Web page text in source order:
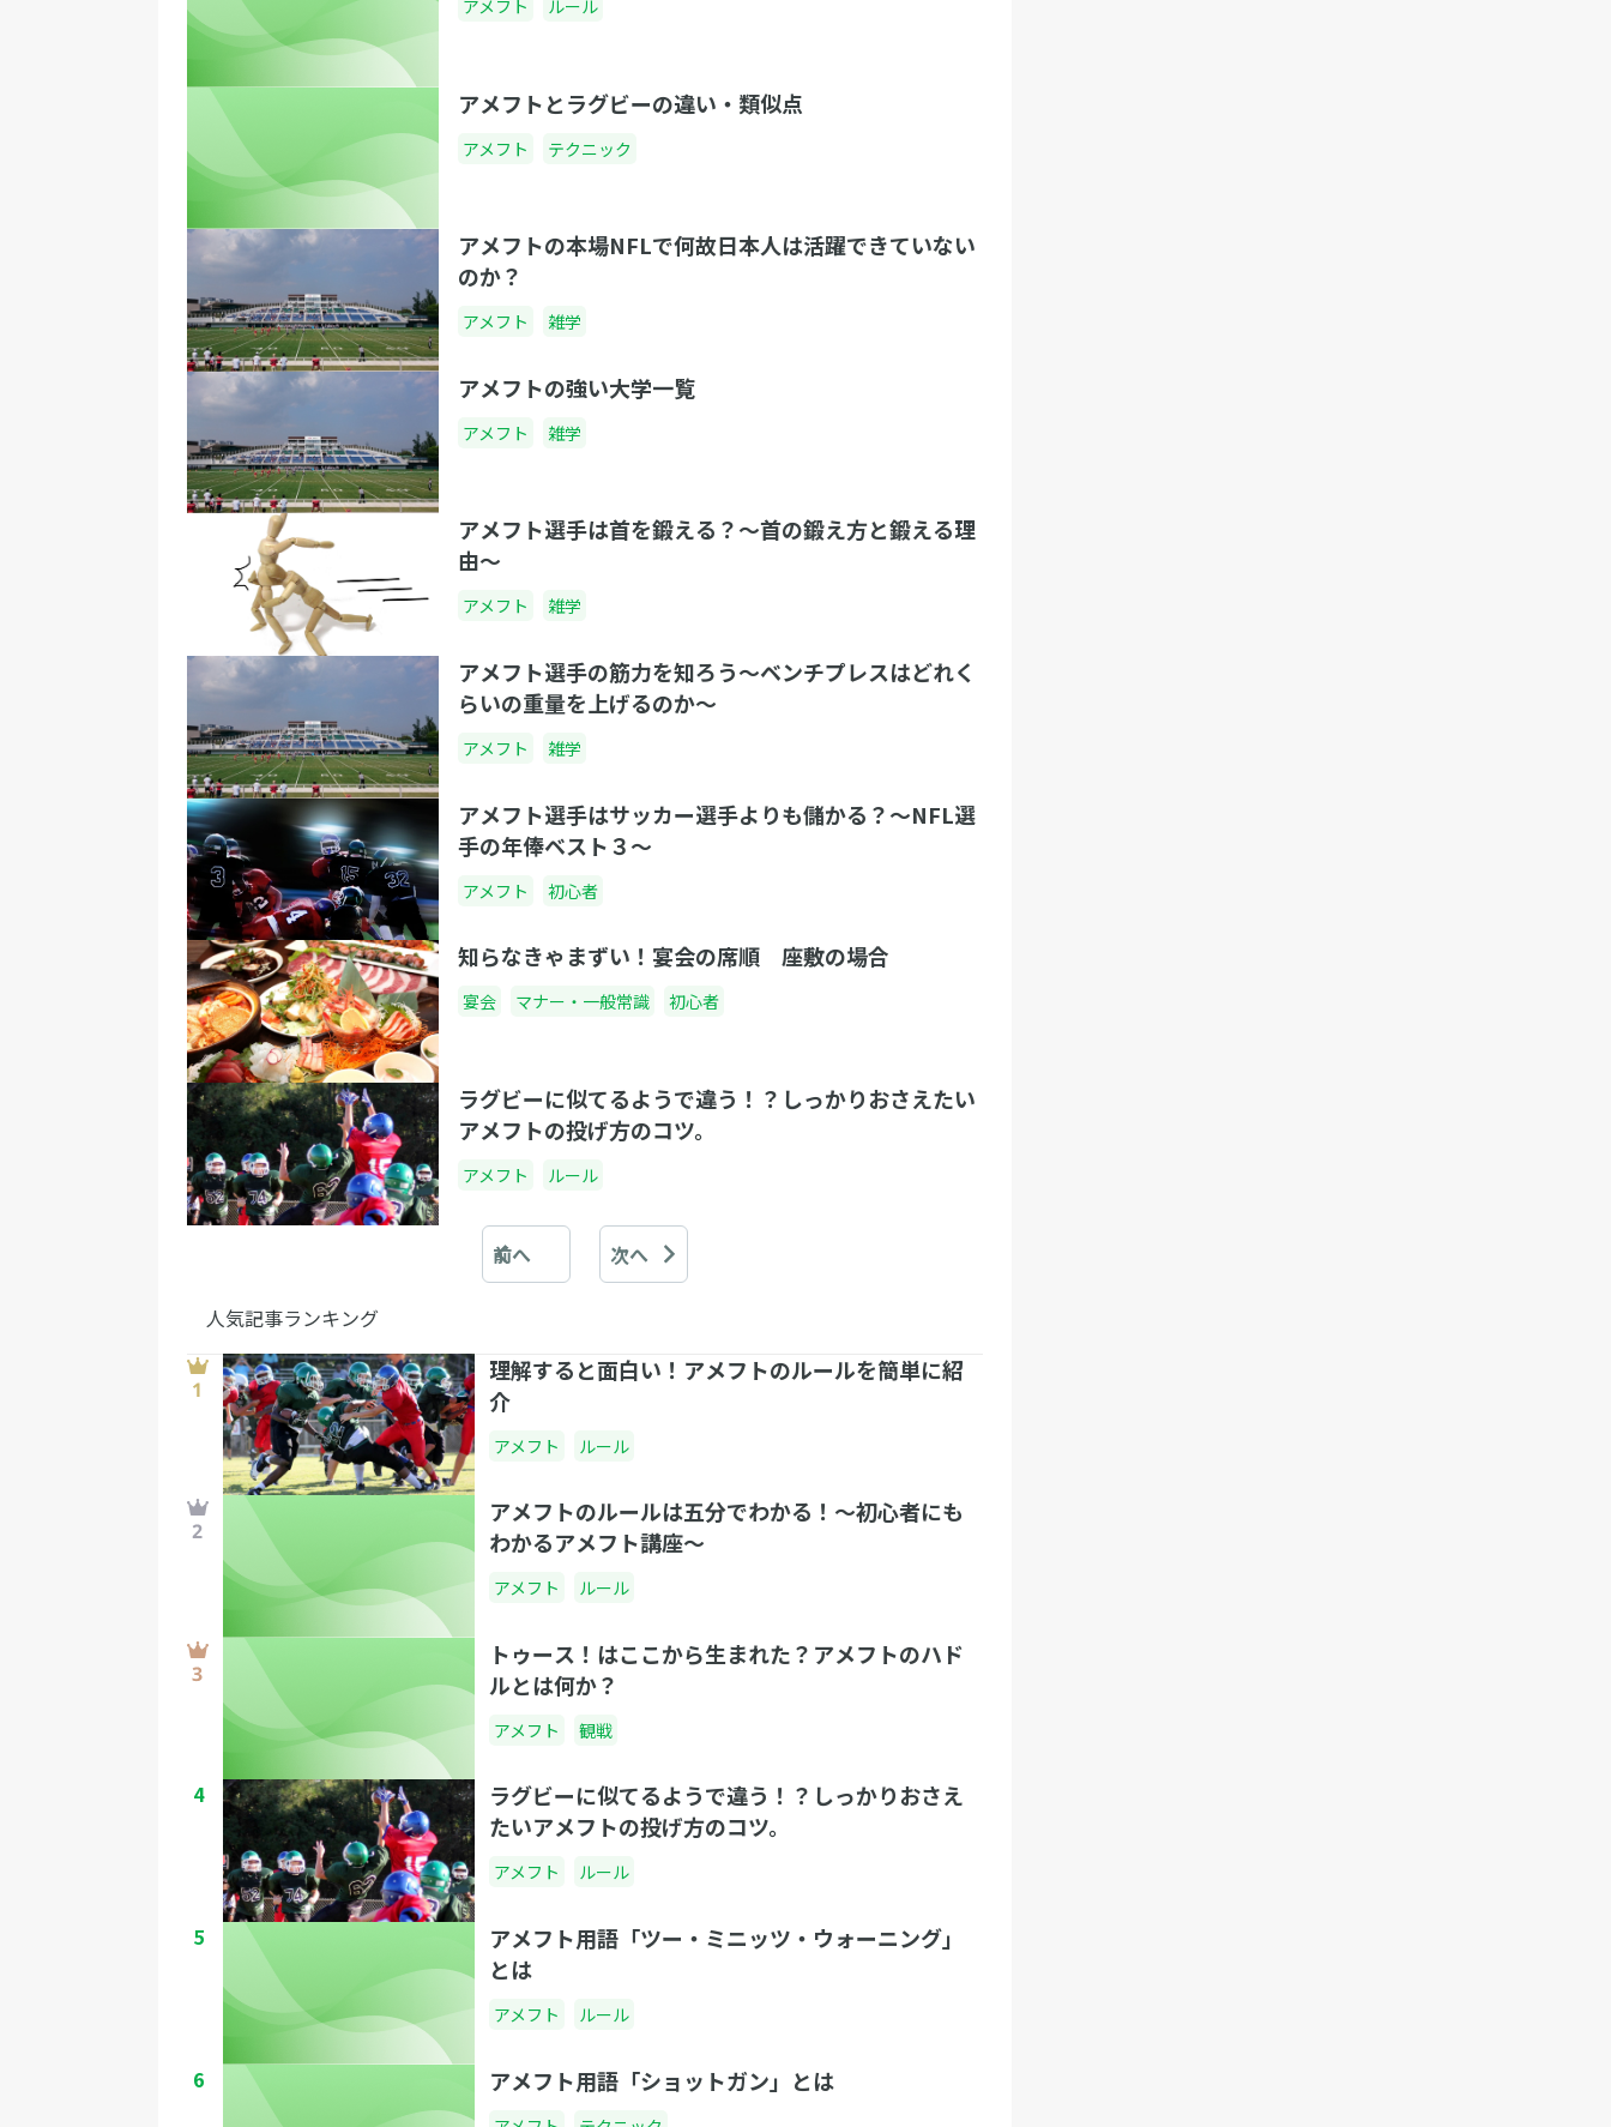
アメフト ルール
アメフトとラグビーの違い・類似点
アメフト テクニック
アメフトの本場NFLで何故日本人は活躍できていない
のか？
アメフト 雑学
アメフトの強い大学一覧
アメフト 雑学
アメフト選手は首を鍛える？〜首の鍛え方と鍛える理
由〜
アメフト 雑学
アメフト選手の筋力を知ろう〜ベンチプレスはどれく
らいの重量を上げるのか〜
アメフト 雑学
アメフト選手はサッカー選手よりも儲かる？〜NFL選
手の年俸ベスト３〜
アメフト 初心者
知らなきゃまずい！宴会の席順 座敷の場合
宴会 マナー・一般常識 初心者
ラグビーに似てるようで違う！？しっかりおさえたい
アメフトの投げ方のコツ。
アメフト ルール
前へ 次へ
人気記事ランキング
理解すると面白い！アメフトのルールを簡単に紹
介
アメフト ルール
アメフトのルールは五分でわかる！〜初心者にも
わかるアメフト講座〜
アメフト ルール
トゥース！はここから生まれた？アメフトのハド
ルとは何か？
アメフト 観戦
4
ラグビーに似てるようで違う！？しっかりおさえ
たいアメフトの投げ方のコツ。
アメフト ルール
5
アメフト用語「ツー・ミニッツ・ウォーニング」
とは
アメフト ルール
6 アメフト用語「ショットガン」とは